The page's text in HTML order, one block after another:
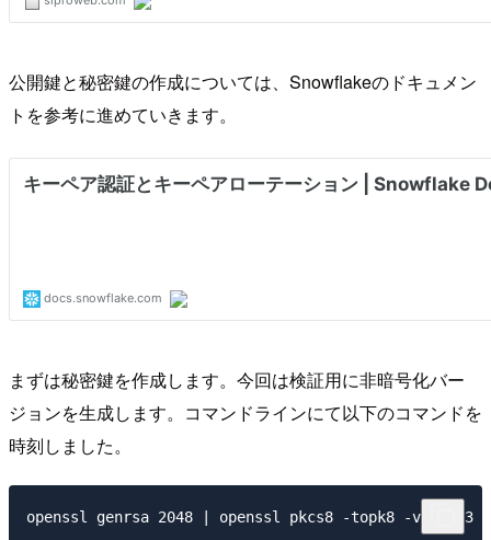
公開鍵と秘密鍵の作成については、Snowflakeのドキュメン
トを参考に進めていきます。
まずは秘密鍵を作成します。今回は検証用に非暗号化バー
ジョンを生成します。コマンドラインにて以下のコマンドを
時刻しました。